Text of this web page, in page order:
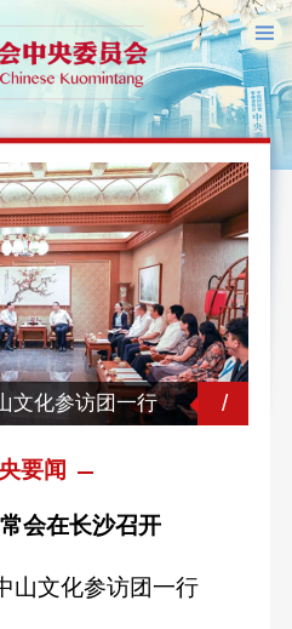
文化参访团一行 /
要闻
会在长沙召开
山文化参访团一行